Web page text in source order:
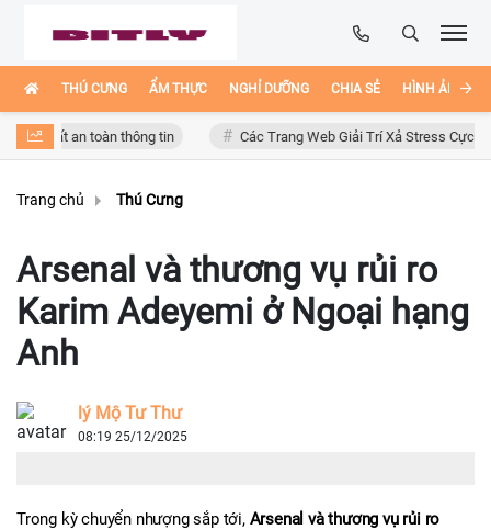
THÚ CƯNG ẨM THỰC NGHỈ DƯỠNG CHIA SẺ HÌNH ẢNH
an toàn thông tin Các Trang Web Giải Trí Xả Stress Cực Hay Ho
Trang chủ Thú Cưng
Arsenal và thương vụ rủi ro
Karim Adeyemi ở Ngoại hạng
Anh
lý Mộ Tư Thư
08:19 25/12/2025
Trong kỳ chuyển nhượng sắp tới, Arsenal và thương vụ rủi ro